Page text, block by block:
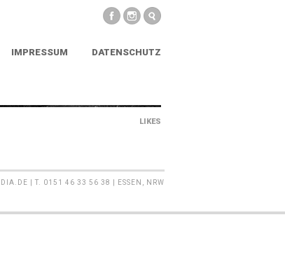
IMPRESSUM DATENSCHUTZ
LIKES
| T. 0151 46 33 56 38 | ESSEN, NRW